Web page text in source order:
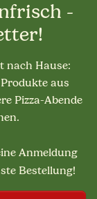
-
nach Hause:
aus
Pizza-Abende
Anmeldung
Bestellung!